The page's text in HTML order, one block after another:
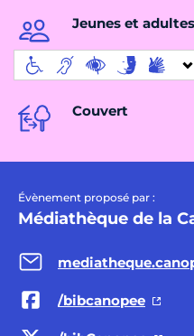
Jeunes et adultes
Couvert
Évènement proposé par :
Médiathèque de la
/bibcanopee